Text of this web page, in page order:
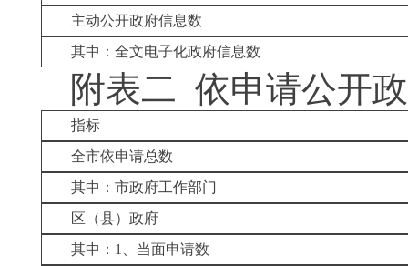
主动公开政府信息数
其中：全文电子化政府信息数
附表二 依申请公开
指标
全市依申请总数
其中：市政府工作部门
区（县）政府
其中： 1
、当面申请数